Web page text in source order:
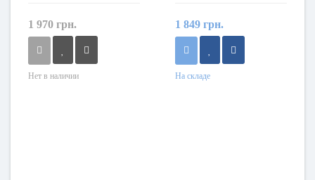
1 970 грн.
Нет в наличии
1 849 грн.
На складе